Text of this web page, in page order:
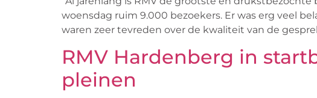
woensdag ruim 9.000 bezoekers. Er was erg veel
waren zeer tevreden over de kwaliteit van de
RMV Hardenberg in
pleinen